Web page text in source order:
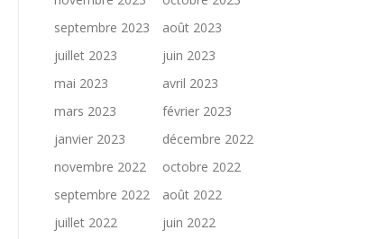
septembre 2023
août 2023
juillet 2023
juin 2023
mai 2023
avril 2023
mars 2023
février 2023
janvier 2023
décembre 2022
novembre 2022
octobre 2022
septembre 2022
août 2022
juillet 2022
juin 2022